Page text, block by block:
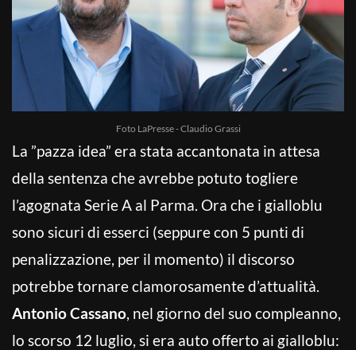
Foto LaPresse - Claudio Grassi
La ”pazza idea” era stata accantonata in attesa
della sentenza che avrebbe potuto togliere
l’agognata Serie A al Parma. Ora che i gialloblu
sono sicuri di esserci (seppure con 5 punti di
penalizzazione, per il momento) il discorso
potrebbe tornare clamorosamente d’attualità.
Antonio Cassano, nel giorno del suo compleanno,
lo scorso 12 luglio, si era auto offerto ai gialloblu: